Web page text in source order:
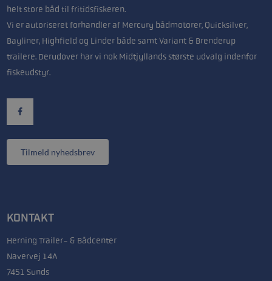
helt store båd til fritidsfiskeren.
Vi er autoriseret forhandler af Mercury bådmotorer, Quicksilver,
Bayliner, Highfield og Linder både samt Variant & Brenderup
trailere. Derudover har vi nok Midtjyllands største udvalg indenfor
fiskeudstyr.
Tilmeld nyhedsbrev
KONTAKT
Herning Trailer- & Bådcenter
Navervej 14A
7451 Sunds